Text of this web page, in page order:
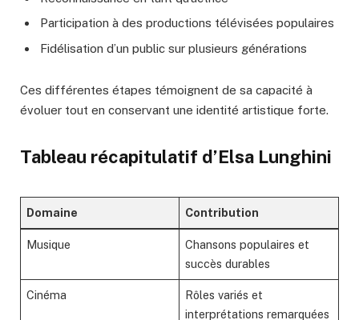
Participation à des productions télévisées populaires
Fidélisation d’un public sur plusieurs générations
Ces différentes étapes témoignent de sa capacité à
évoluer tout en conservant une identité artistique forte.
Tableau récapitulatif d’Elsa Lunghini
Domaine Contribution
Musique
Chansons populaires et
succès durables
Cinéma
Rôles variés et
interprétations remarquées